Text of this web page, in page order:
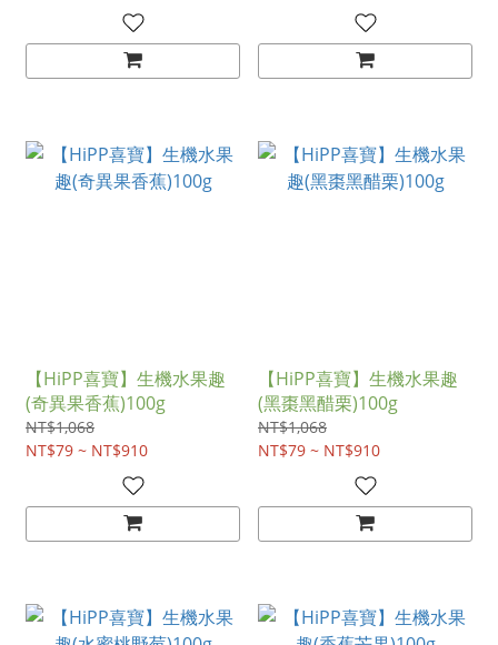
【HiPP喜寶】生機水果趣
(奇異果香蕉)100g
NT$1,068
NT$79 ~ NT$910
【HiPP喜寶】生機水果趣
(黑棗黑醋栗)100g
NT$1,068
NT$79 ~ NT$910